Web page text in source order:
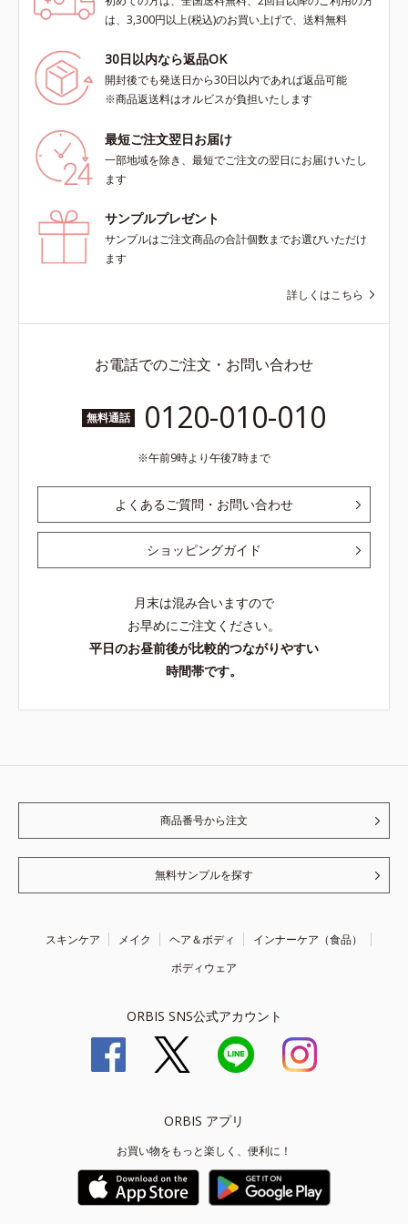
は、3,300円以上(税込)のお買い上げで、送料無料
30日以内なら返品OK
開封後でも発送日から30日以内であれば返品可能
※商品返送料はオルビスが負担いたします
最短ご注文翌日お届け
一部地域を除き、最短でご注文の翌日にお届けいたし
ます
サンプルプレゼント
サンプルはご注文商品の合計個数までお選びいただけ
ます
詳しくはこちら
お電話でのご注文・お問い合わせ
無料通話 0120-010-010
午前9時より午後7時まで
よくあるご質問・お問い合わせ
ショッピングガイド
月末は混み合いますので
お早めにご注文ください。
平日のお昼前後が比較的つながりやすい
時間帯です。
商品番号から注文
無料サンプルを探す
スキンケア メイク ヘア＆ボディ
インナーケア（食品）
ボディウェア
ORBIS SNS公式アカウント
ORBIS アプリ
お買い物をもっと楽しく、便利に！